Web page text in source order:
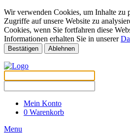
Wir verwenden Cookies, um Inhalte zu
Zugriffe auf unsere Website zu
Cookies, wenn Sie fortfahren diese
Informationen erhalten Sie in unserer
Bestätigen Ablehnen
Mein Konto
0 Warenkorb
Menu